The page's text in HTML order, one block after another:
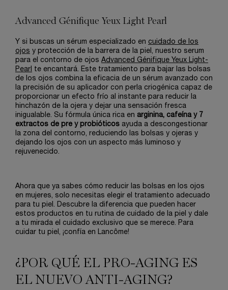
Advanced Génifique Yeux Light Pearl
Y si buscas un sérum especializado en cuidado de los
ojos y protección de la barrera de la piel, nuestro serum
para el contorno de ojos Advanced Génifique Yeux Light-
Pearl
te encantará. Este tratamiento para bajar las bolsas
de los ojos combina la eficacia de un sérum avanzado con
la precisión de su aplicador con perla criogénica capaz de
proporcionar un efecto frío al instante para reducir la
hinchazón de la ojera y dejar una sensación fresca
inigualable. Su fórmula única rica en arginina, cafeína y 7
extractos de pre y probióticos ayuda a descongestionar
la zona del contorno, reduciendo las bolsas y ojeras y
dejando los ojos con un aspecto más luminoso y
rejuvenecido.
Ahora que ya sabes cómo reducir las bolsas en los ojos
en mujeres, solo necesitas elegir el tratamiento adecuado
para tu piel. Descubre la diferencia que pueden hacer
estos productos en tu rutina de cuidado de la piel y dale
a tu mirada el cuidado exclusivo que se merece. Para
cuidar tu piel, ¡confía en Lancôme!
¿POR QUÉ EL PRO-AGING ES
EL NUEVO ANTI-AGING?